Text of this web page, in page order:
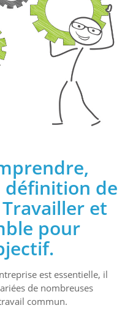
définition de
et
pour
est essentielle, il
de nombreuses
commun.